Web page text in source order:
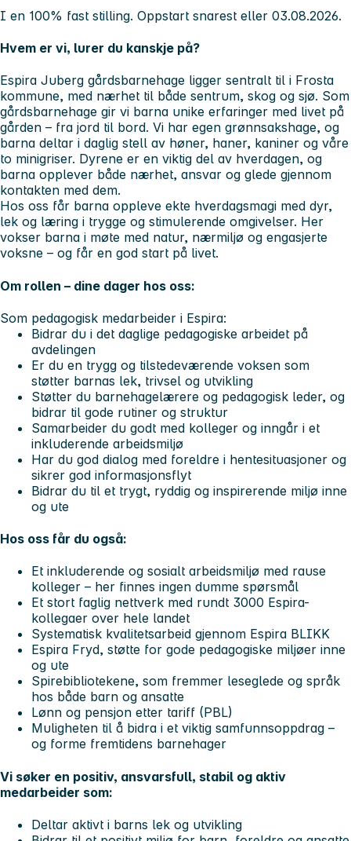
I en 100% fast stilling. Oppstart snarest eller 03.08.2026.
Hvem er vi, lurer du kanskje på?
Espira Juberg gårdsbarnehage ligger sentralt til i Frosta
kommune, med nærhet til både sentrum, skog og sjø. Som
gårdsbarnehage gir vi barna unike erfaringer med livet på
gården – fra jord til bord. Vi har egen grønnsakshage, og
barna deltar i daglig stell av høner, haner, kaniner og våre
to minigriser. Dyrene er en viktig del av hverdagen, og
barna opplever både nærhet, ansvar og glede gjennom
kontakten med dem.
Hos oss får barna oppleve ekte hverdagsmagi med dyr,
lek og læring i trygge og stimulerende omgivelser. Her
vokser barna i møte med natur, nærmiljø og engasjerte
voksne – og får en god start på livet.
Om rollen – dine dager hos oss:
Som pedagogisk medarbeider i Espira:
Bidrar du i det daglige pedagogiske arbeidet på
avdelingen
Er du en trygg og tilstedeværende voksen som
støtter barnas lek, trivsel og utvikling
Støtter du barnehagelærere og pedagogisk leder, og
bidrar til gode rutiner og struktur
Samarbeider du godt med kolleger og inngår i et
inkluderende arbeidsmiljø
Har du god dialog med foreldre i hentesituasjoner og
sikrer god informasjonsflyt
Bidrar du til et trygt, ryddig og inspirerende miljø inne
og ute
Hos oss får du også:
Et inkluderende og sosialt arbeidsmiljø med rause
kolleger – her finnes ingen dumme spørsmål
Et stort faglig nettverk med rundt 3000 Espira-
kollegaer over hele landet
Systematisk kvalitetsarbeid gjennom Espira BLIKK
Espira Fryd, støtte for gode pedagogiske miljøer inne
og ute
Spirebibliotekene, som fremmer leseglede og språk
hos både barn og ansatte
Lønn og pensjon etter tariff (PBL)
Muligheten til å bidra i et viktig samfunnsoppdrag –
og forme fremtidens barnehager
Vi søker en positiv, ansvarsfull, stabil og aktiv
medarbeider som:
Deltar aktivt i barns lek og utvikling